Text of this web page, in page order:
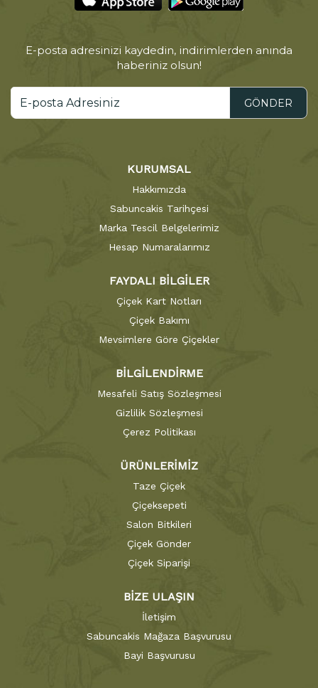
E-posta adresinizi kaydedin, indirimlerden anında
haberiniz olsun!
GÖNDER
KURUMSAL
Hakkımızda
Sabuncakis Tarihçesi
Marka Tescil Belgelerimiz
Hesap Numaralarımız
FAYDALI BİLGİLER
Çiçek Kart Notları
Çiçek Bakımı
Mevsimlere Göre Çiçekler
BİLGİLENDİRME
Mesafeli Satış Sözleşmesi
Gizlilik Sözleşmesi
Çerez Politikası
ÜRÜNLERİMİZ
Taze Çiçek
Çiçeksepeti
Salon Bitkileri
Çiçek Gönder
Çiçek Siparişi
BİZE ULAŞIN
İletişim
Sabuncakis Mağaza Başvurusu
Bayi Başvurusu